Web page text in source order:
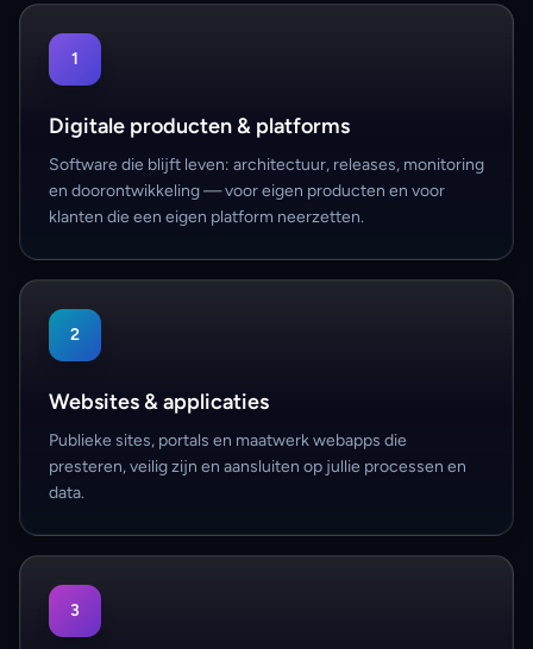
1
Digitale producten & platforms
Software die blijft leven: architectuur, releases, monitoring
en doorontwikkeling — voor eigen producten en voor
klanten die een eigen platform neerzetten.
2
Websites & applicaties
Publieke sites, portals en maatwerk webapps die
presteren, veilig zijn en aansluiten op jullie processen en
data.
3